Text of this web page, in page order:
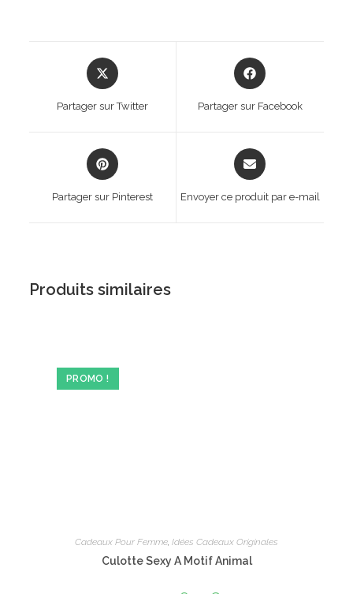
Opens
in
new
Partager sur Twitter
Opens
in
Partager sur Facebook
Opens
in
Partager sur Pinterest
Opens
in
new
Envoyer ce produit par e-mail
Produits similaires
PROMO !
Cadeaux Pour Femme, Idées Cadeaux Originales
Culotte Sexy A Motif Animal